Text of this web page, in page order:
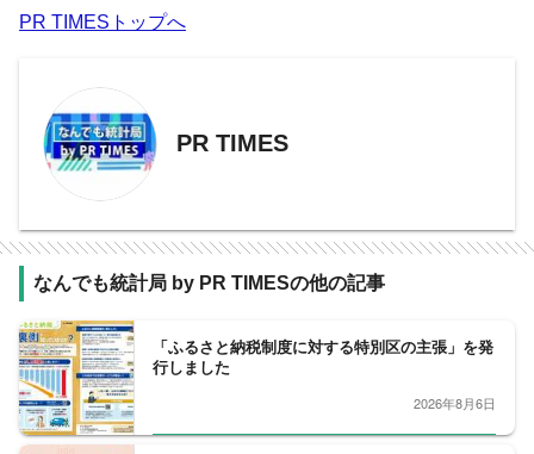
PR TIMESトップへ
PR TIMES
なんでも統計局 by PR TIMESの他の記事
「ふるさと納税制度に対する特別区の主張」を発
行しました
2026年8月6日